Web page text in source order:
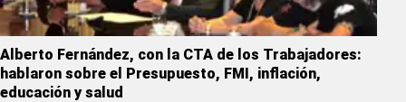
Alberto Fernández, con la CTA de los Trabajadores:
hablaron sobre el Presupuesto, FMI, inflación,
educación y salud